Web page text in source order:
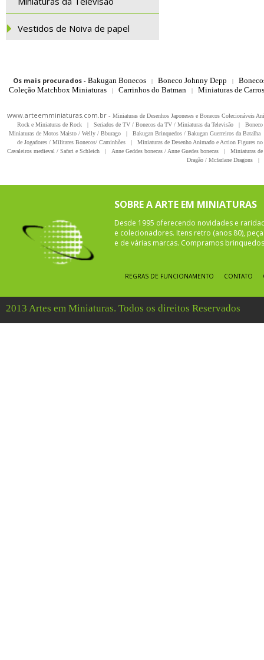
Vestidos de Noiva de papel
Os mais procurados- Bakugan Bonecos | Boneco Johnny Depp |
Coleção Matchbox Miniaturas
| Carrinhos do Batman | Miniaturas de
www.arteemminiaturas.com.br - Miniaturas de Desenhos Japoneses e Bonecos Colecionáveis
Rock e Miniaturas de Rock
| Seriados de TV / Bonecos da TV / Miniaturas da Televisão |
Miniaturas de Motos Maisto / Welly / Bburago
| Bakugan Brinquedos / Bakugan Guerreiros da Batalha
de Jogadores / Militares Bonecos/ Caminhões
|
Miniaturas de Desenho Animado e Action Figures
Cavaleiros medieval / Safari e Schleich
| Anne Geddes bonecas / Anne Guedes bonecas |
Miniaturas
Dragão / Mcfarlane Dragons
|
SOBRE A ARTE EM MINIATURAS
Desde 1995 oferecendo novidades e
e colecionadores. Itens retro (anos 80),
e de várias marcas. Compramos
REGRAS DE FUNCIONAMENTO CONTATO
2013 Artes em Miniaturas. Todos os direitos Reservados